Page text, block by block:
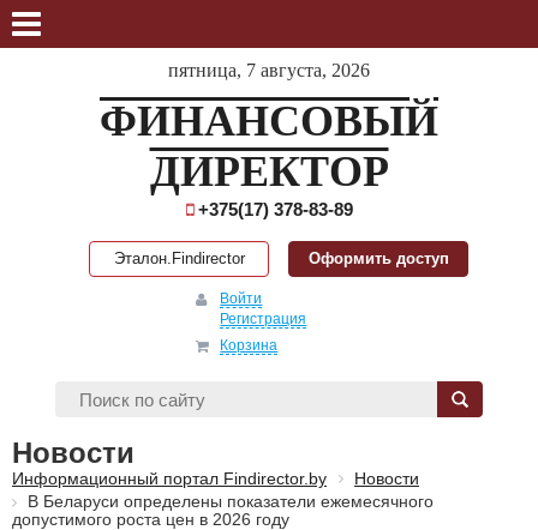
пятница, 7 августа, 2026
ФИНАНСОВЫЙ
ДИРЕКТОР
+375(17) 378-83-89
Эталон.Findirector Оформить доступ
Войти
Регистрация
Корзина
Новости
Информационный портал Findirector.by
Новости
В Беларуси определены показатели ежемесячного
допустимого роста цен в 2026 году